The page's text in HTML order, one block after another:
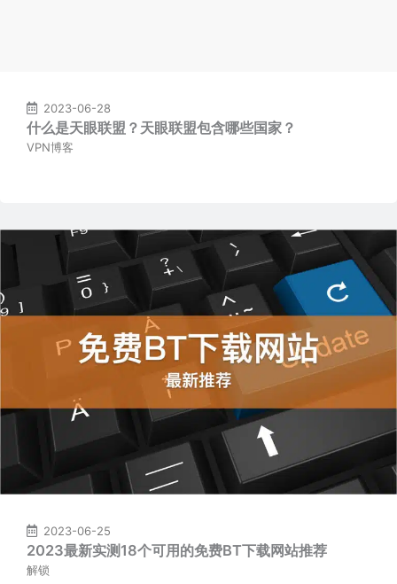
2023-06-28
什么是天眼联盟？天眼联盟包含哪些国家？
VPN博客
2023-06-25
2023最新实测18个可用的免费BT下载网站推荐
解锁